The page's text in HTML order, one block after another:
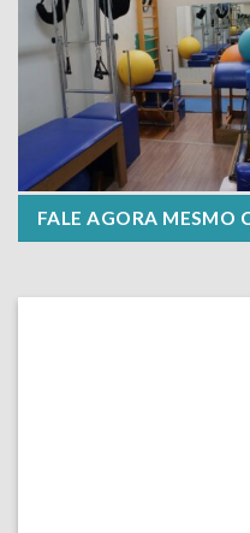
FALE AGORA MESMO